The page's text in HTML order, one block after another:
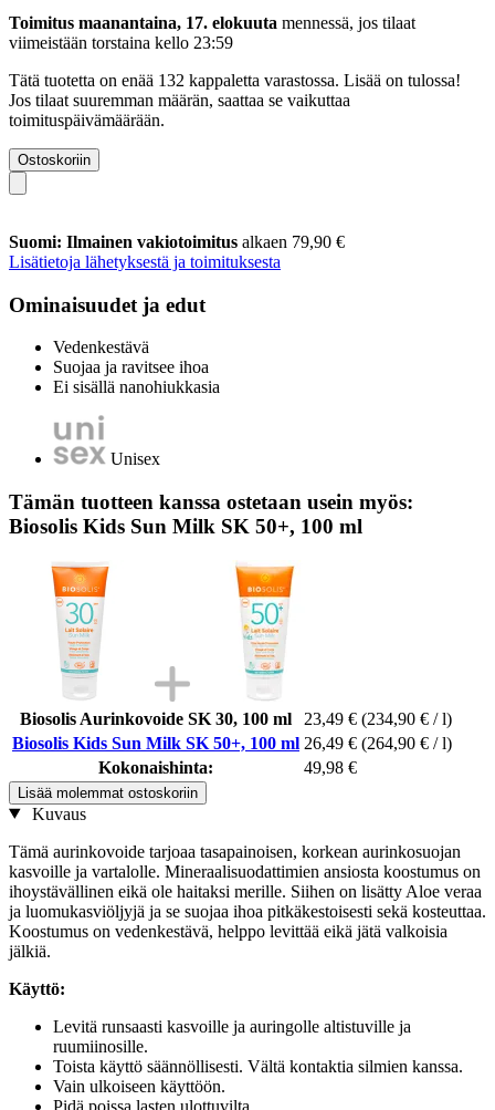
Toimitus maanantaina, 17. elokuuta mennessä, jos tilaat
viimeistään torstaina kello 23:59
Tätä tuotetta on enää 132 kappaletta varastossa. Lisää on tulossa!
Jos tilaat suuremman määrän, saattaa se vaikuttaa
toimituspäivämäärään.
Ostoskoriin
Suomi: Ilmainen vakiotoimitus alkaen 79,90 €
Lisätietoja lähetyksestä ja toimituksesta
Ominaisuudet ja edut
Vedenkestävä
Suojaa ja ravitsee ihoa
Ei sisällä nanohiukkasia
Unisex
Tämän tuotteen kanssa ostetaan usein myös:
Biosolis Kids Sun Milk SK 50+, 100 ml
Biosolis Aurinkovoide SK 30, 100 ml 23,49 € (234,90 € / l)
Biosolis Kids Sun Milk SK 50+, 100 ml 26,49 € (264,90 € / l)
Kokonaishinta:
49,98 €
Lisää molemmat ostoskoriin
Kuvaus
Tämä aurinkovoide tarjoaa tasapainoisen, korkean aurinkosuojan
kasvoille ja vartalolle. Mineraalisuodattimien ansiosta koostumus on
ihoystävällinen eikä ole haitaksi merille. Siihen on lisätty Aloe veraa
ja luomukasviöljyjä ja se suojaa ihoa pitkäkestoisesti sekä kosteuttaa.
Koostumus on vedenkestävä, helppo levittää eikä jätä valkoisia
jälkiä.
Käyttö:
Levitä runsaasti kasvoille ja auringolle altistuville ja
ruumiinosille.
Toista käyttö säännöllisesti. Vältä kontaktia silmien kanssa.
Vain ulkoiseen käyttöön.
Pidä poissa lasten ulottuvilta.